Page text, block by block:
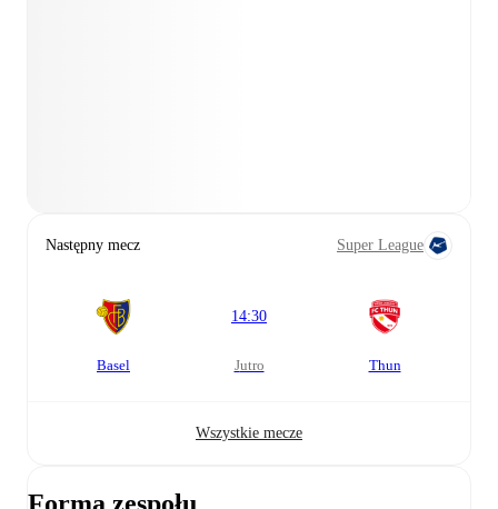
Następny mecz Super League
Basel
14:30
jutro Thun
Wszystkie mecze
Forma zespołu